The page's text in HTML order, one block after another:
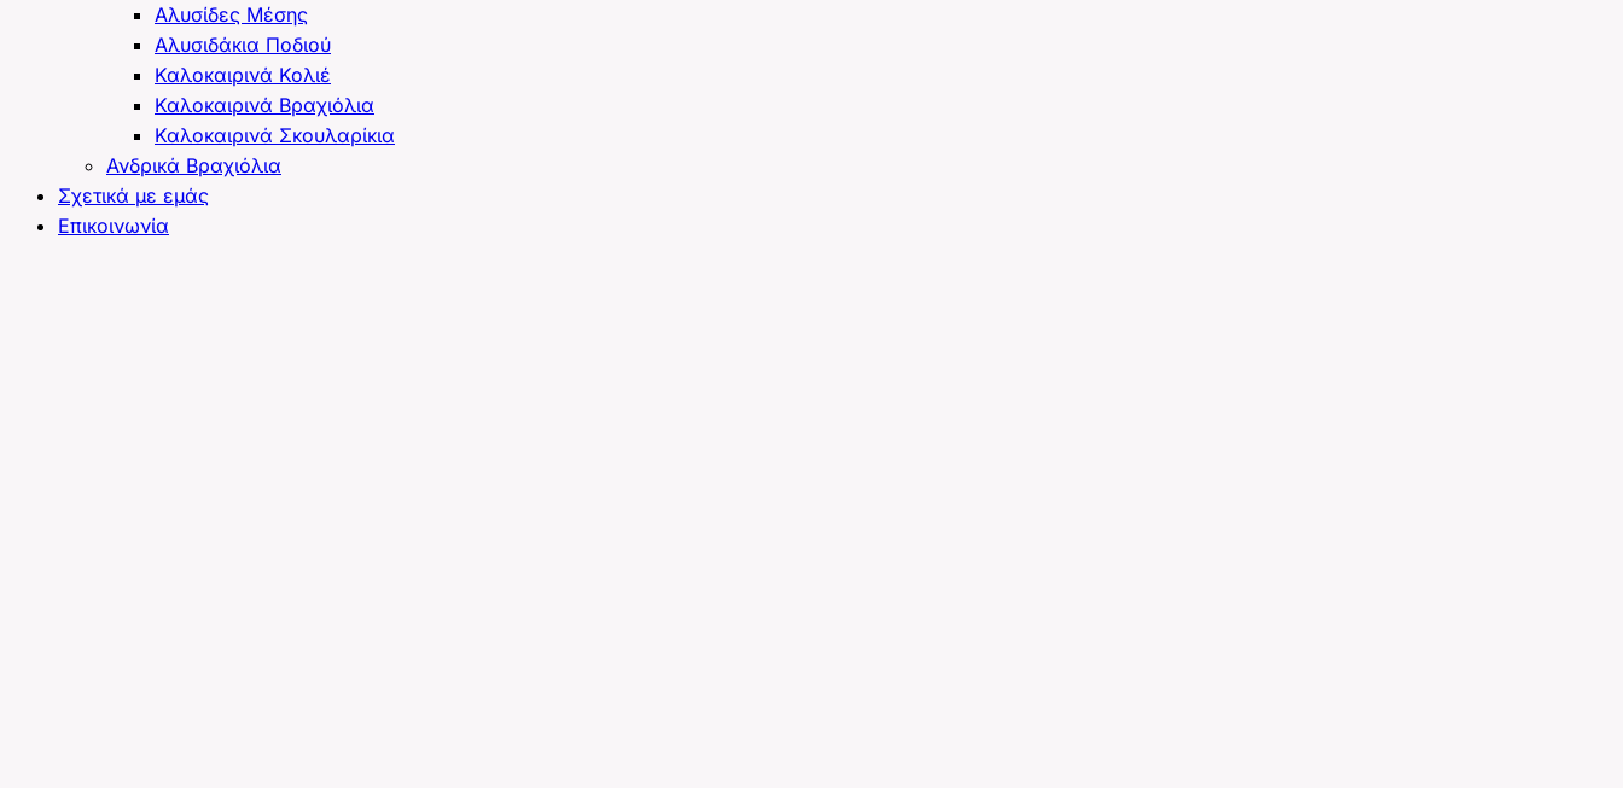
Αλυσίδες Μέσης
Αλυσιδάκια Ποδιού
Καλοκαιρινά Κολιέ
Καλοκαιρινά Βραχιόλια
Καλοκαιρινά Σκουλαρίκια
Ανδρικά Βραχιόλια
Σχετικά με εμάς
Επικοινωνία